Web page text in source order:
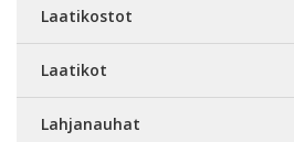
Laatikostot
Laatikot
Lahjanauhat